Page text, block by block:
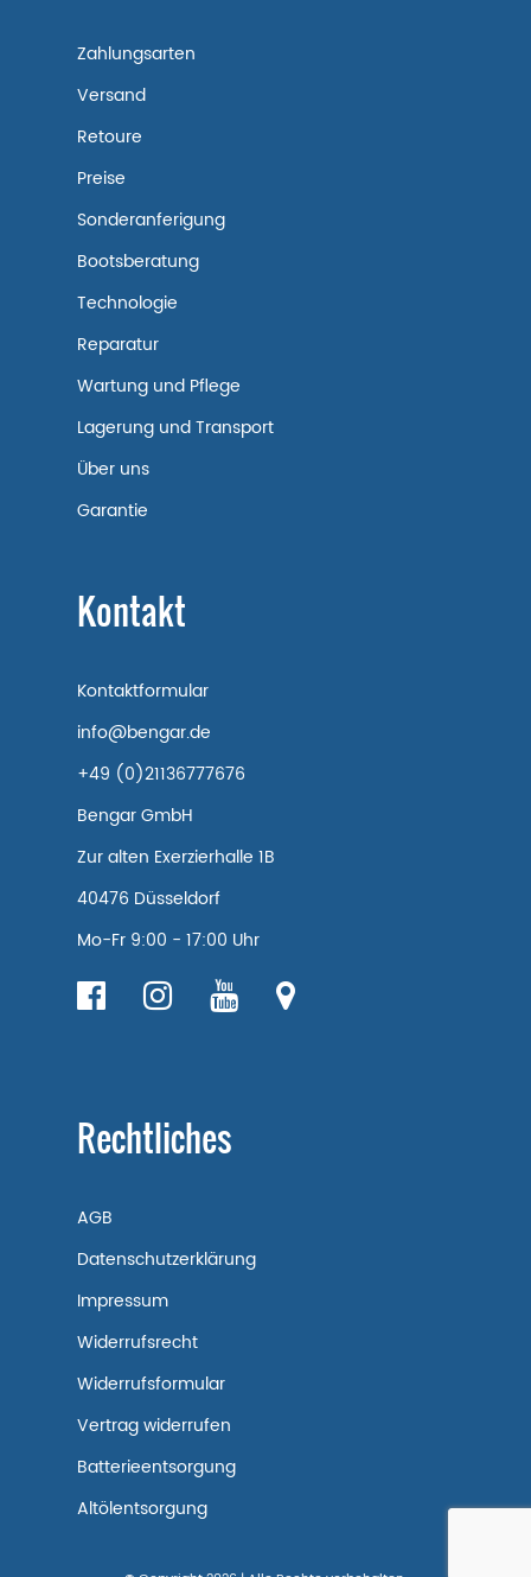
Zahlungsarten
Versand
Retoure
Preise
Sonderanferigung
Bootsberatung
Technologie
Reparatur
Wartung und Pflege
Lagerung und Transport
Über uns
Garantie
Kontakt
Kontaktformular
info@bengar.de
+49 (0)21136777676
Bengar GmbH
Zur alten Exerzierhalle 1B
40476 Düsseldorf
Mo-Fr 9:00 - 17:00 Uhr
Rechtliches
AGB
Datenschutzerklärung
Impressum
Widerrufsrecht
Widerrufsformular
Vertrag widerrufen
Batterieentsorgung
Altölentsorgung